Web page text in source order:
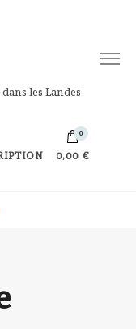
les Landes
0
0,00 €